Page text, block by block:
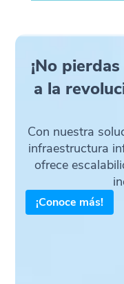
¡No
a la
Con nuestra
infraestructura
ofrece
¡Conoce más!